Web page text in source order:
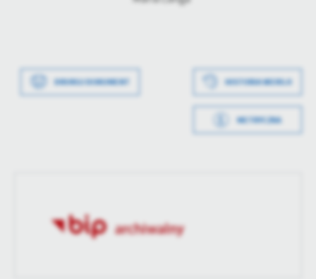
Data wytworzenia 2026-03-24 09:53:29
2026-03-24 09:56:04
Ostatnio
zaktualizował
Magdalena Bolewska
DRUKUJ DOKUMENT HISTORIA WERSJI
METRYCZKA